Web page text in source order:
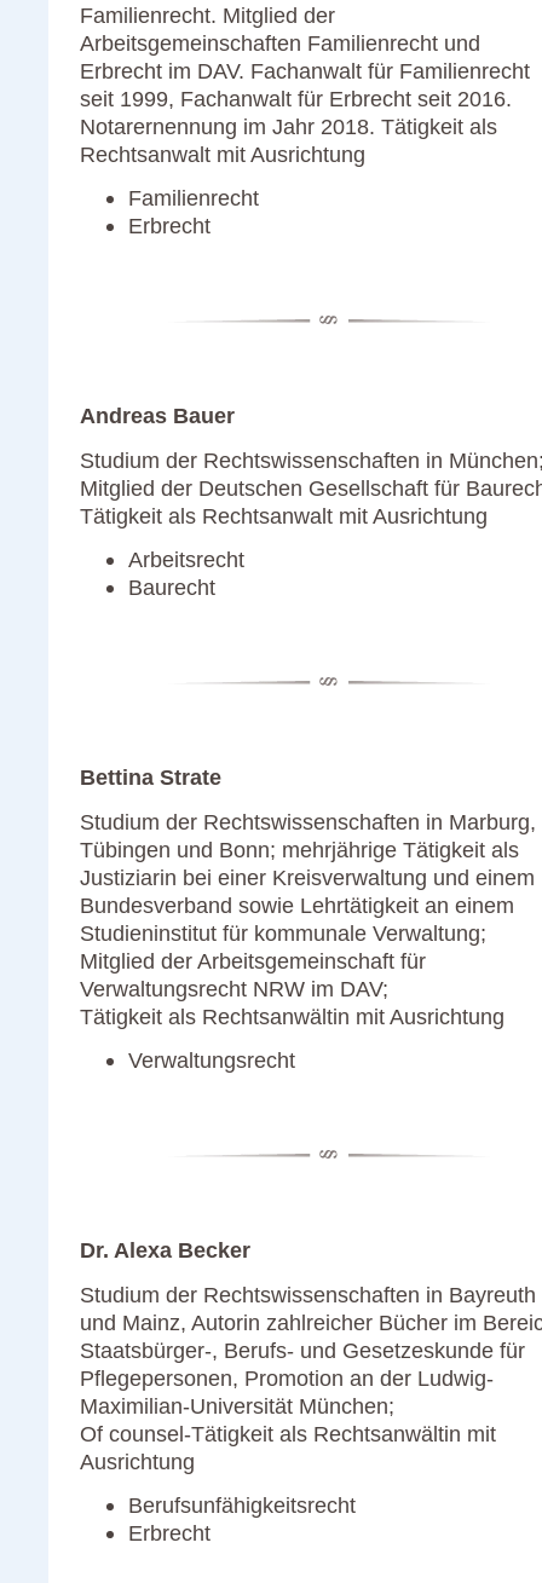
Familienrecht. Mitglied der
Arbeitsgemeinschaften Familienrecht und
Erbrecht im DAV. Fachanwalt für Familienrecht
seit 1999, Fachanwalt für Erbrecht seit 2016.
Notarernennung im Jahr 2018. Tätigkeit als
Rechtsanwalt mit Ausrichtung
Familienrecht
Erbrecht
Andreas Bauer
Studium der Rechtswissenschaften in
Mitglied der Deutschen Gesellschaft für
Tätigkeit als Rechtsanwalt mit Ausrichtung
Arbeitsrecht
Baurecht
Bettina Strate
Studium der Rechtswissenschaften in Marburg,
Tübingen und Bonn; mehrjährige Tätigkeit als
Justiziarin bei einer Kreisverwaltung und einem
Bundesverband sowie Lehrtätigkeit an einem
Studieninstitut für kommunale Verwaltung;
Mitglied der Arbeitsgemeinschaft für
Verwaltungsrecht NRW im DAV;
Tätigkeit als Rechtsanwältin mit Ausrichtung
Verwaltungsrecht
Dr. Alexa Becker
Studium der Rechtswissenschaften in Bayreuth
und Mainz, Autorin zahlreicher Bücher im
Staatsbürger-, Berufs- und Gesetzeskunde für
Pflegepersonen, Promotion an der Ludwig-
Maximilian-Universität München;
Of counsel-Tätigkeit als Rechtsanwältin mit
Ausrichtung
Berufsunfähigkeitsrecht
Erbrecht